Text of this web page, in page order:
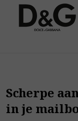
Scherpe
in je